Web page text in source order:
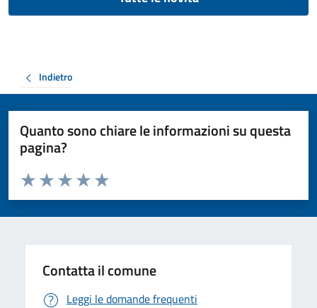
Indietro
Quanto sono chiare le informazioni su questa
pagina?
Valuta da 1 a 5 stelle la pagina
Valuta 5 stelle su 5
Valuta 4 stelle su 5
Valuta 3 stelle su 5
Valuta 2 stelle su 5
Valuta 1 stelle su 5
Contatta il comune
Leggi le domande frequenti